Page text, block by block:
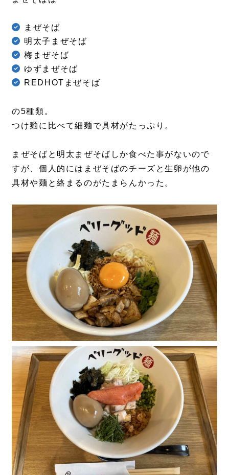
まぜそば
明太子まぜそば
梅まぜそば
ゆずまぜそば
REDHOTまぜそば
の5種類。
つけ麺に比べて細麺で具材がたっぷり。
まぜそばと明太まぜそばしか食べた事がないので
すが、個人的にはまぜそばのチーズと生卵が他の
具材や麺と絡まるのがたまらんかった。